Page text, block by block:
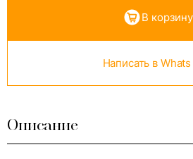
В корзину
Написать в
Описание